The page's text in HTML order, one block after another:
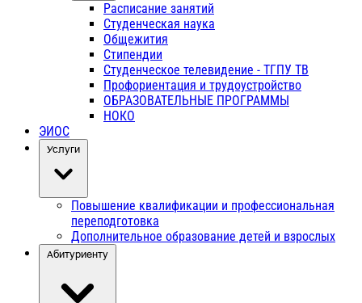
Расписание занятий
Студенческая наука
Общежития
Стипендии
Студенческое телевидение - ТГПУ ТВ
Профориентация и трудоустройство
ОБРАЗОВАТЕЛЬНЫЕ ПРОГРАММЫ
НОКО
ЭИОС
Услуги
Повышение квалификации и профессиональная
переподготовка
Дополнительное образование детей и взрослых
Абитуриенту